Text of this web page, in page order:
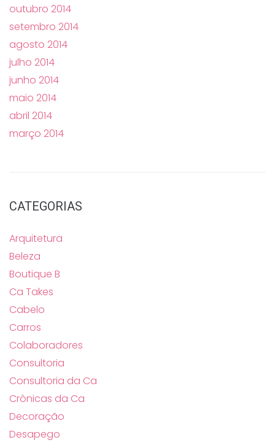
outubro 2014
setembro 2014
agosto 2014
julho 2014
junho 2014
maio 2014
abril 2014
março 2014
CATEGORIAS
Arquitetura
Beleza
Boutique B
Ca Takes
Cabelo
Carros
Colaboradores
Consultoria
Consultoria da Ca
Crônicas da Ca
Decoração
Desapego